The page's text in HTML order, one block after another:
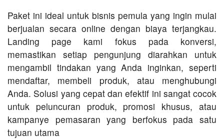
Paket ini ideal untuk bisnis pemula yang ingin mulai
berjualan secara online dengan biaya terjangkau.
Landing page kami fokus pada konversi,
memastikan setiap pengunjung diarahkan untuk
mengambil tindakan yang Anda inginkan, seperti
mendaftar, membeli produk, atau menghubungi
Anda. Solusi yang cepat dan efektif ini sangat cocok
untuk peluncuran produk, promosi khusus, atau
kampanye pemasaran yang berfokus pada satu
tujuan utama